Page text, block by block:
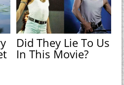
Did They Lie To Us
In This Movie?